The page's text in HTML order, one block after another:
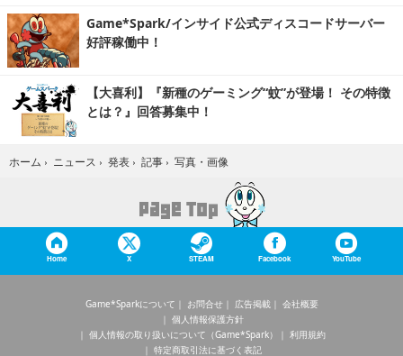
Game*Spark/インサイド公式ディスコードサーバー
好評稼働中！
【大喜利】『新種のゲーミング“蚊”が登場！ その特徴
とは？』回答募集中！
ホーム › ニュース › 発表 › 記事 › 写真・画像
Home X STEAM Facebook YouTube
Game*Sparkについて お問合せ 広告掲載
会社概要
個人情報保護方針
個人情報の取り扱いについて（Game*Spark）
利用規約
特定商取引法に基づく表記